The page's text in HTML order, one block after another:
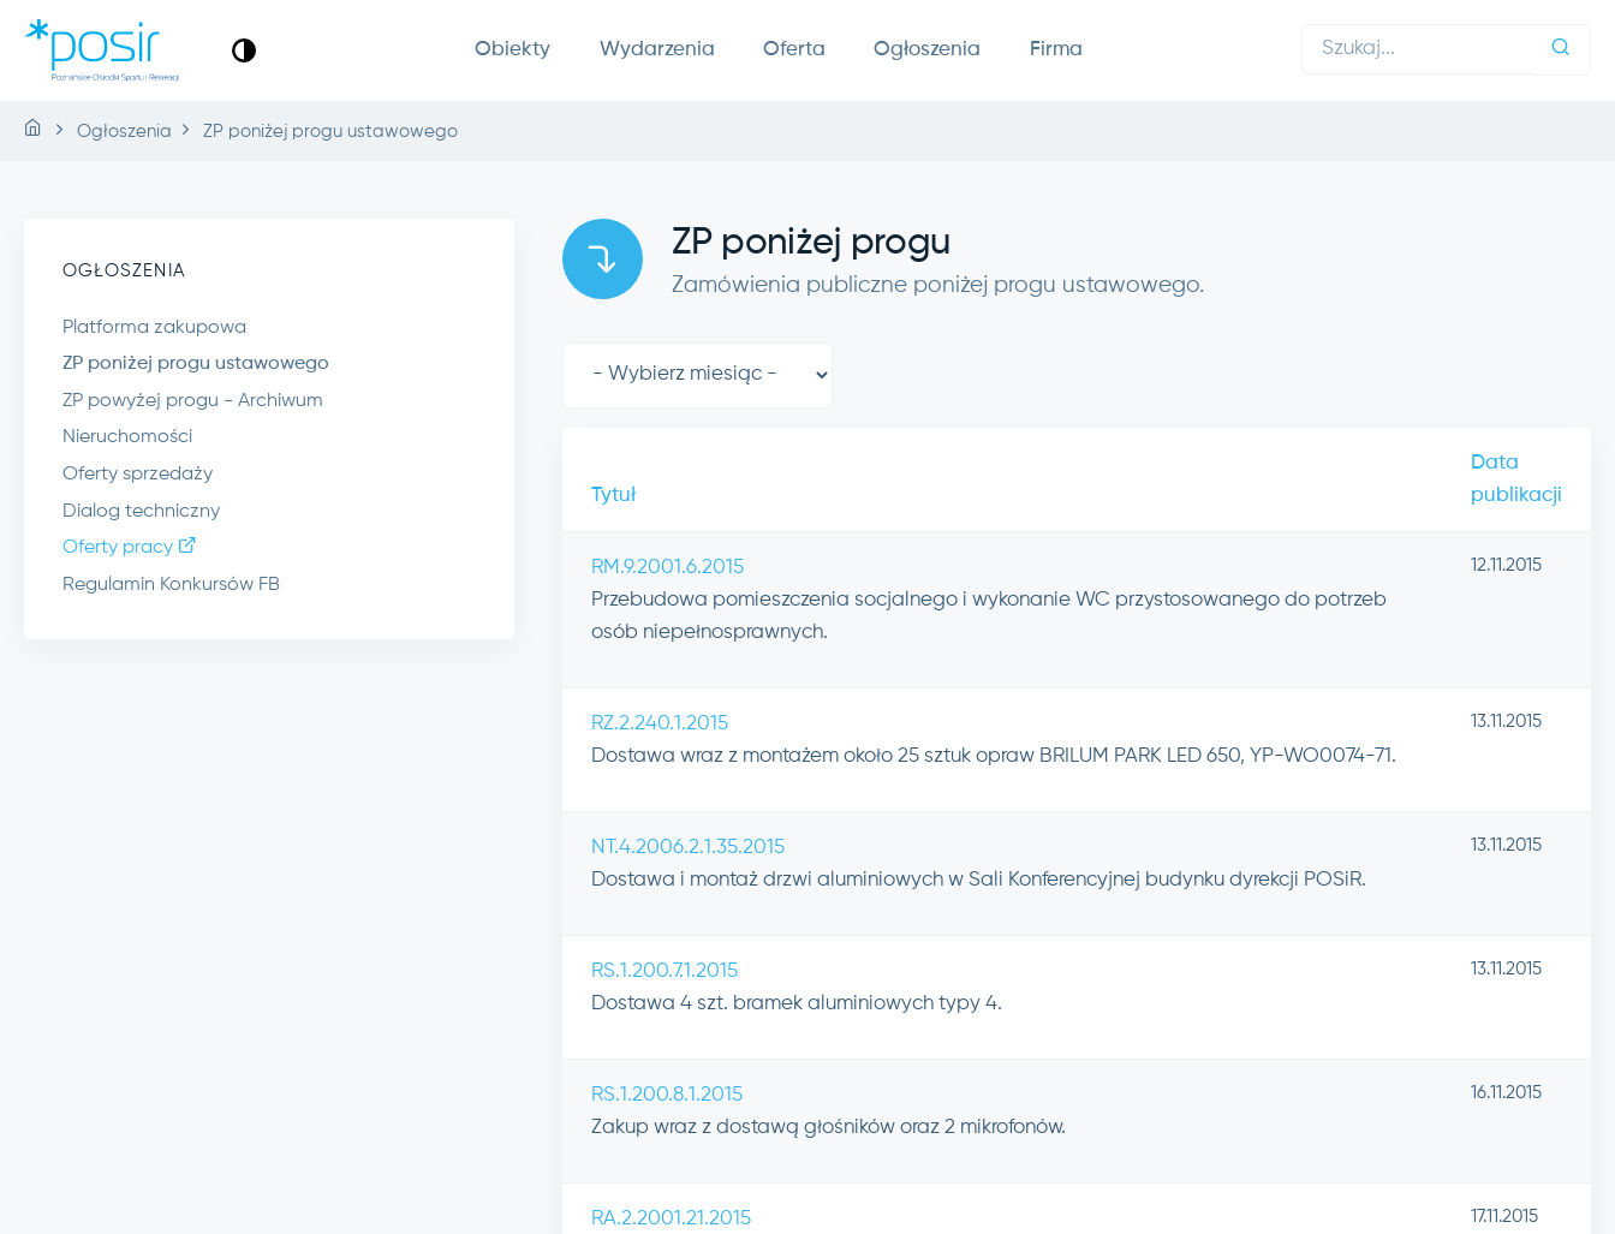
Obiekty Wydarzenia Oferta Ogłoszenia Firma
Ogłoszenia ZP poniżej progu ustawowego
OGŁOSZENIA
Platforma zakupowa
ZP poniżej progu ustawowego
ZP powyżej progu - Archiwum
Nieruchomości
Oferty sprzedaży
Dialog techniczny
Oferty pracy
Regulamin Konkursów FB
ZP poniżej progu
Zamówienia publiczne poniżej progu ustawowego.
Tytuł
Data
publikacji
RM.9.2001.6.2015
Przebudowa pomieszczenia socjalnego i wykonanie WC przystosowanego do potrzeb
osób niepełnosprawnych.
12.11.2015
RZ.2.240.1.2015
Dostawa wraz z montażem około 25 sztuk opraw BRILUM PARK LED 650, YP-WO0074-71.
13.11.2015
NT.4.2006.2.1.35.2015
Dostawa i montaż drzwi aluminiowych w Sali Konferencyjnej budynku dyrekcji POSiR.
13.11.2015
RS.1.200.7.1.2015
Dostawa 4 szt. bramek aluminiowych typy 4.
13.11.2015
RS.1.200.8.1.2015
Zakup wraz z dostawą głośników oraz 2 mikrofonów.
16.11.2015
RA.2.2001.21.2015
17.11.2015